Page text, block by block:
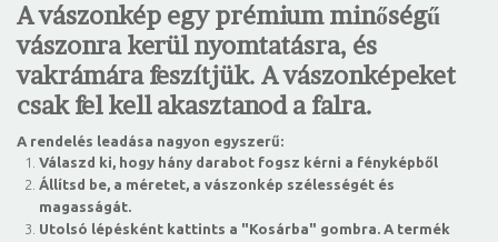
A vászonkép egy prémium minőségű
vászonra kerül nyomtatásra, és
vakrámára feszítjük. A vászonképeket
csak fel kell akasztanod a falra.
A rendelés leadása nagyon egyszerű:
Válaszd ki, hogy hány darabot fogsz kérni a fényképből
Állítsd be, a méretet, a vászonkép szélességét és
magasságát.
Utolsó lépésként kattints a "Kosárba" gombra. A termék